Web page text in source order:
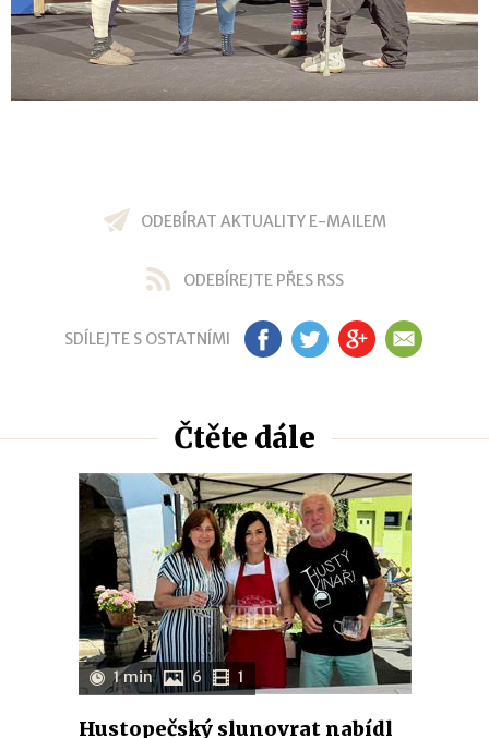
ODEBÍRAT AKTUALITY E-MAILEM
ODEBÍREJTE PŘES RSS
SDÍLEJTE S OSTATNÍMI FB TW GP EM
Čtěte dále
1 min 6 1
Hustopečský slunovrat nabídl